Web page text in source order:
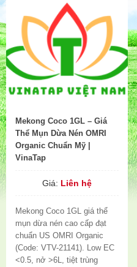
Mekong Coco 1GL – Giá
Thể Mụn Dừa Nén OMRI
Organic Chuẩn Mỹ |
VinaTap
Giá: Liên hệ
Mekong Coco 1GL giá thể
mụn dừa nén cao cấp đạt
chuẩn US OMRI Organic
(Code: VTV-21141). Low EC
<0.5, nở >6L, tiệt trùng